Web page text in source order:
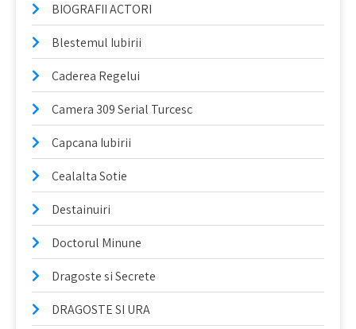
BIOGRAFII ACTORI
Blestemul Iubirii
Caderea Regelui
Camera 309 Serial Turcesc
Capcana Iubirii
Cealalta Sotie
Destainuiri
Doctorul Minune
Dragoste si Secrete
DRAGOSTE SI URA